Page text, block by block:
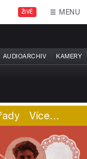
ŽIVĚ MENU
AUDIOARCHIV KAMERY
Více…